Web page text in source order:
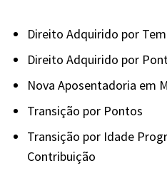
Direito Adquirido por
Direito Adquirido por
Nova Aposentadoria em
Transição por Pontos
Transição por Idade
Contribuição